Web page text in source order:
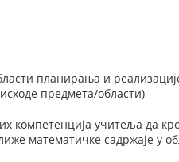
планирања и
предмета/области)
учитеља да
математичке садржаје у